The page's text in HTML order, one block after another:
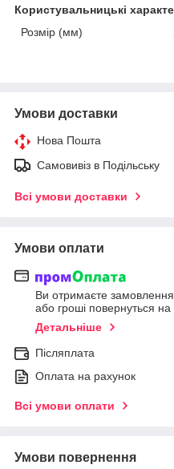
Користувальницькі
Розмір (мм)
Умови доставки
Нова Пошта
Самовивіз в Подільську
Всі умови доставки
Умови оплати
Ви отримаєте замовлення
або гроші повернуться на
Детальніше
Післяплата
Оплата на рахунок
Всі умови оплати
Умови повернення